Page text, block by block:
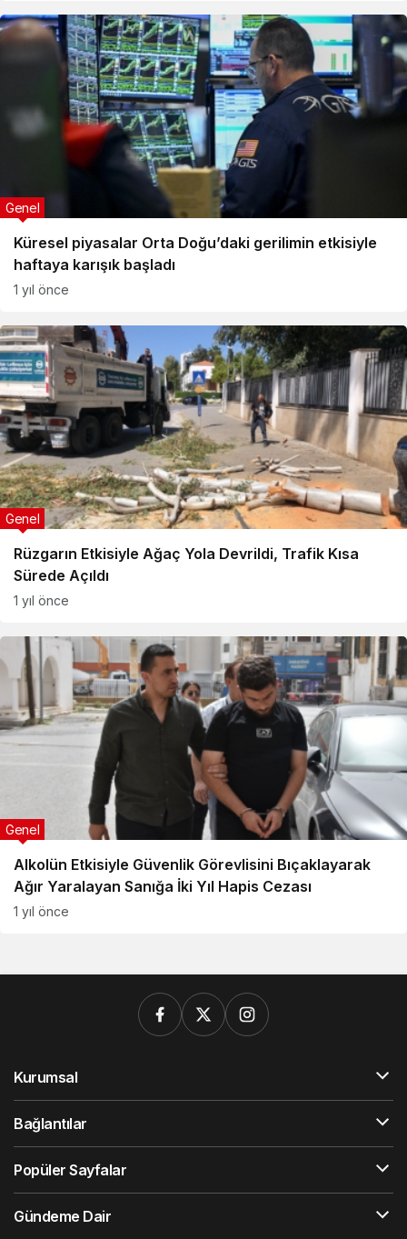
Küresel piyasalar Orta Doğu’daki gerilimin etkisiyle
haftaya karışık başladı
Genel
1 yıl önce
Rüzgarın Etkisiyle Ağaç Yola Devrildi, Trafik Kısa
Sürede Açıldı
Genel
1 yıl önce
Alkolün Etkisiyle Güvenlik Görevlisini Bıçaklayarak
Ağır Yaralayan Sanığa İki Yıl Hapis Cezası
Genel
1 yıl önce
Kurumsal
Bağlantılar
Popüler Sayfalar
Gündeme Dair